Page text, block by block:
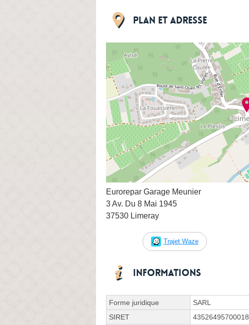
Plan et adresse
Eurorepar Garage Meunier
3 Av. Du 8 Mai 1945
37530 Limeray
Trajet Waze
Informations
Forme juridique
SARL
SIRET
43526495700018